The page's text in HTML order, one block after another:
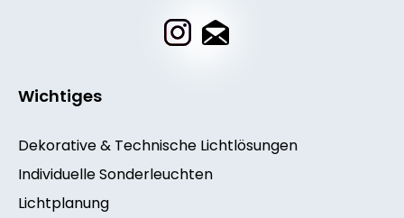
Wichtiges
Dekorative & Technische Lichtlösungen
Individuelle Sonderleuchten
Lichtplanung